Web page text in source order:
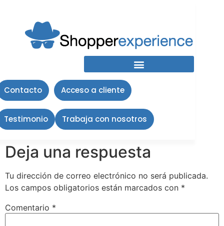
Contacto Acceso a cliente
Testimonio Trabaja con nosotros
Cory
Deja una respuesta
Tu dirección de correo electrónico no será publicada.
Los campos obligatorios están marcados con *
Comentario *